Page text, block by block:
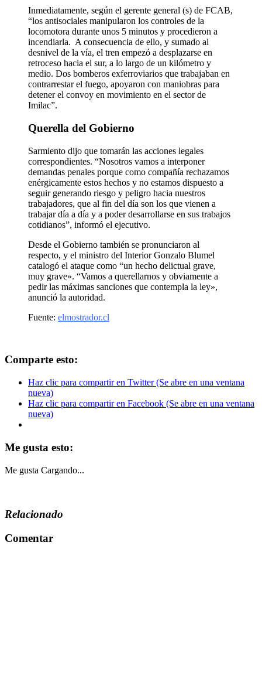
Inmediatamente, según el gerente general (s) de FCAB,
“los antisociales manipularon los controles de la
locomotora durante unos 5 minutos y procedieron a
incendiarla. A consecuencia de ello, y sumado al
desnivel de la vía, el tren empezó a desplazarse en
retroceso hacia el sur, a lo largo de un kilómetro y
medio. Dos bomberos exferroviarios que trabajaban en
contrarrestar el fuego, apoyaron con maniobras para
detener el convoy en movimiento en el sector de
Imilac”.
Querella del Gobierno
Sarmiento dijo que tomarán las acciones legales
correspondientes. “Nosotros vamos a interponer
demandas penales porque como compañía rechazamos
enérgicamente estos hechos y no estamos dispuesto a
seguir generando riesgo y peligro hacia nuestros
trabajadores, que al fin del día son los que vienen a
trabajar día a día y a poder desarrollarse en sus trabajos
cotidianos”, informó el ejecutivo.
Desde el Gobierno también se pronunciaron al
respecto, y el ministro del Interior Gonzalo Blumel
catalogó el ataque como “un hecho delictual grave,
muy grave». “Vamos a querellarnos y obviamente a
pedir las máximas sanciones que contempla la ley»,
anunció la autoridad.
Fuente: elmostrador.cl
Comparte esto:
Haz clic para compartir en Twitter (Se abre en una ventana
nueva)
Haz clic para compartir en Facebook (Se abre en una ventana
nueva)
Me gusta esto:
Me gusta Cargando...
Relacionado
Comentar